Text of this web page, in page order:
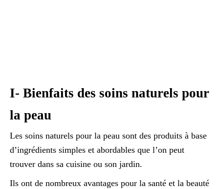
I- Bienfaits des soins naturels pour
la peau
Les soins naturels pour la peau sont des produits à base
d’ingrédients simples et abordables que l’on peut
trouver dans sa cuisine ou son jardin.
Ils ont de nombreux avantages pour la santé et la beauté